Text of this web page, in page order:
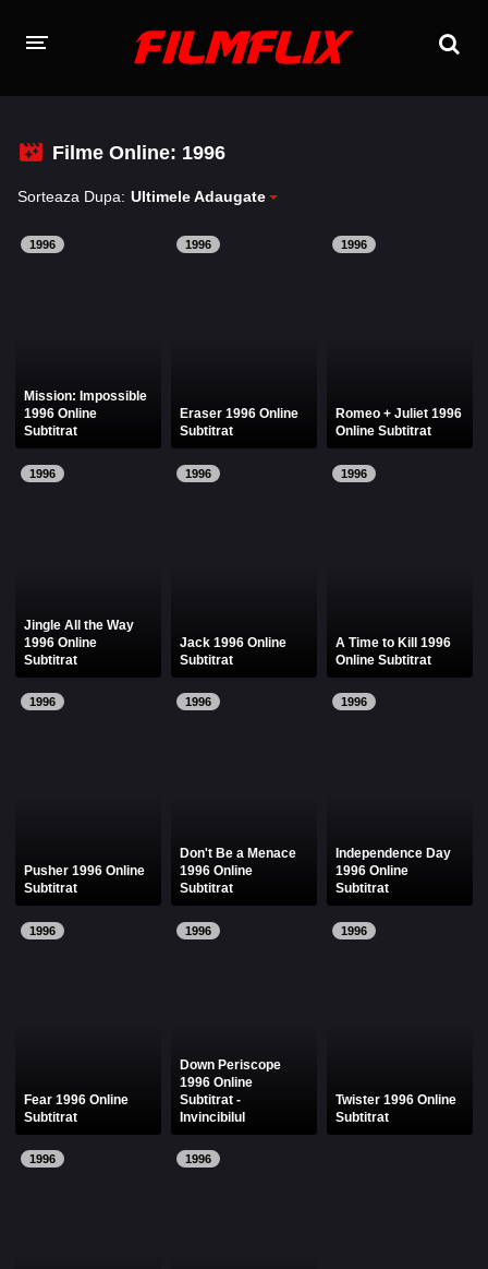
CERE UN FILM
FILME ONLINE 2026 - 2010
Filme Online 2026 Filme Online 2025
Filme Online 2020
Filme Online 2019 Filme Online 2017
Filme Online 2016 Filme Online 2015
DMCA
SERIALE ONLINE
Filme Online: 1996
Sorteaza Dupa: Ultimele Adaugate
1996
Mission: Impossible
1996 Online
Subtitrat
1996
Eraser 1996 Online
Subtitrat
1996
Romeo + Juliet 1996
Online Subtitrat
1996
Jingle All the Way
1996 Online
Subtitrat
1996
Jack 1996 Online
Subtitrat
1996
A Time to Kill 1996
Online Subtitrat
1996
Pusher 1996 Online
Subtitrat
1996
Don't Be a Menace
1996 Online
Subtitrat
1996
Independence Day
1996 Online
Subtitrat
1996
Fear 1996 Online
Subtitrat
1996
Down Periscope
1996 Online
Subtitrat -
Invincibilul
1996
Twister 1996 Online
Subtitrat
1996 1996